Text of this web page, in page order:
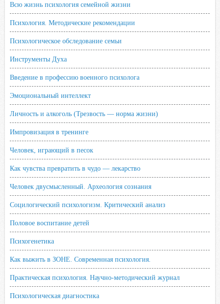
Всю жизнь психология семейной жизни
Психология. Методические рекомендации
Психологическое обследование семьи
Инструменты Духа
Введение в профессию военного психолога
Эмоциональный интеллект
Личность и алкоголь (Трезвость — норма жизни)
Импровизация в тренинге
Человек, играющий в песок
Как чувства превратить в чудо — лекарство
Человек двусмысленный. Археология сознания
Социлогический психологизм. Критический анализ
Половое воспитание детей
Психогенетика
Как выжить в ЗОНЕ. Современная психология.
Практическая психология. Научно-методический журнал
Психологическая диагностика